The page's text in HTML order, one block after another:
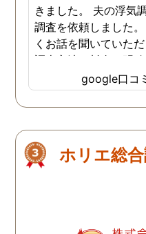
きました。 夫の浮気
調査を依頼しました
くお話を聞いていただ
調査方法や料金も明確
少し安心した気持ち
ました。 こちらにご
る前に、数社に問い
かりで具体的な料金な
お電話では説明はな
明を受けましたが、説
google口コ
ホリエ総